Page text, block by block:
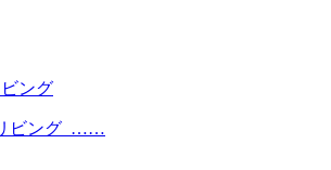
ング
ビング ……